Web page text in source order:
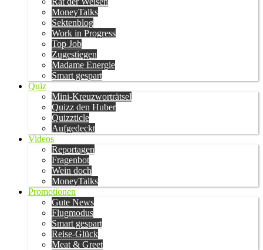
MoneyTalks
Sektenblog
Work in Progress
Top Job
Zugestiegen
Madame Energie
Smart gespart
Quiz
Mini-Kreuzworträtsel
Quizz den Huber
Quizzticle
Aufgedeckt
Videos
Reportagen
Fragenbot
Wein doch
MoneyTalks
Promotionen
Gute News
Flugmodus
Smart gespart
Reise-Glück
Meat & Greet